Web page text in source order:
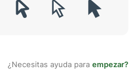
¿Necesitas ayuda para empezar?